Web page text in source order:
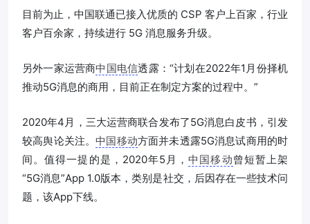
目前为止，中国联通已接入优质的 CSP 客户上百家，行业
客户百余家，持续进行 5G 消息服务升级。
另外一家运营商中国电信透露：“计划在2022年1月份择机
推动5G消息的商用，目前正在制定方案的过程中。”
2020年4月，三大运营商联合发布了5G消息白皮书，引发
较高舆论关注。中国移动方面并未透露5G消息试商用的时
间。值得一提的是，2020年5月，中国移动曾短暂上架
“5G消息”App 1.0版本，类别是社交，后因存在一些技术问
题，该App下线。